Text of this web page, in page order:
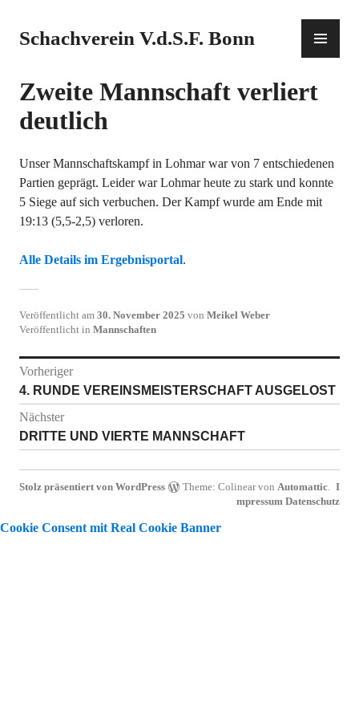
springen
Schachverein V.d.S.F. Bonn
Zweite Mannschaft verliert
deutlich
Unser Mannschaftskampf in Lohmar war von 7 entschiedenen
Partien geprägt. Leider war Lohmar heute zu stark und konnte
5 Siege auf sich verbuchen. Der Kampf wurde am Ende mit
19:13 (5,5-2,5) verloren.
Alle Details im Ergebnisportal.
Veröffentlicht am 30. November 2025 von Meikel Weber
Veröffentlicht in Mannschaften
Beitragsnavigation
Vorheriger
Vorheriger
Beitrag:
4. RUNDE VEREINSMEISTERSCHAFT AUSGELOST
Nächster
Nächster
Beitrag:
DRITTE UND VIERTE MANNSCHAFT
Stolz präsentiert von WordPress Theme: Colinear von Automattic. I
mpressum Datenschutz
Cookie Consent mit Real Cookie Banner